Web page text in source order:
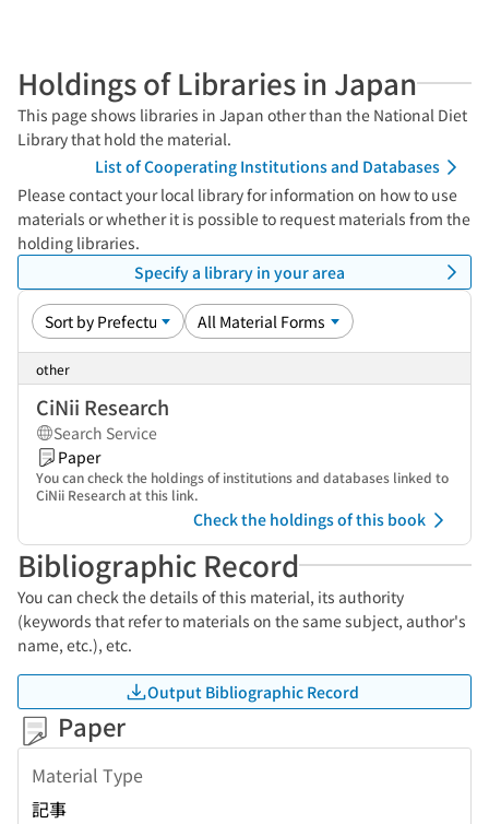
Holdings of Libraries in Japan
This page shows libraries in Japan other than the National Diet
Library that hold the material.
List of Cooperating Institutions and Databases
Please contact your local library for information on how to use
materials or whether it is possible to request materials from the
holding libraries.
Specify a library in your area
other
CiNii Research
Search Service
Paper
You can check the holdings of institutions and databases linked to
CiNii Research at this link.
Check the holdings of this book
Bibliographic Record
You can check the details of this material, its authority
(keywords that refer to materials on the same subject, author's
name, etc.), etc.
Output Bibliographic Record
Paper
Material Type
記事